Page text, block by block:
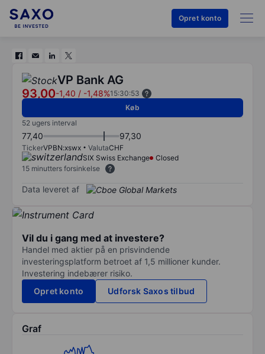
Opret konto
VP Bank AG
93,00-1,40 / -1,48%15:30:53
Køb
52 ugers interval
77,40 97,30
TickerVPBN:xswx ValutaCHF
SIX Swiss Exchange
Closed
15 minutters forsinkelse
Data leveret af
Vil du i gang med at investere?
Handel med aktier på en prisvindende
investeringsplatform betroet af 1,5 millioner kunder.
Investering indebærer risiko.
Opret konto
Udforsk Saxos tilbud
Graf